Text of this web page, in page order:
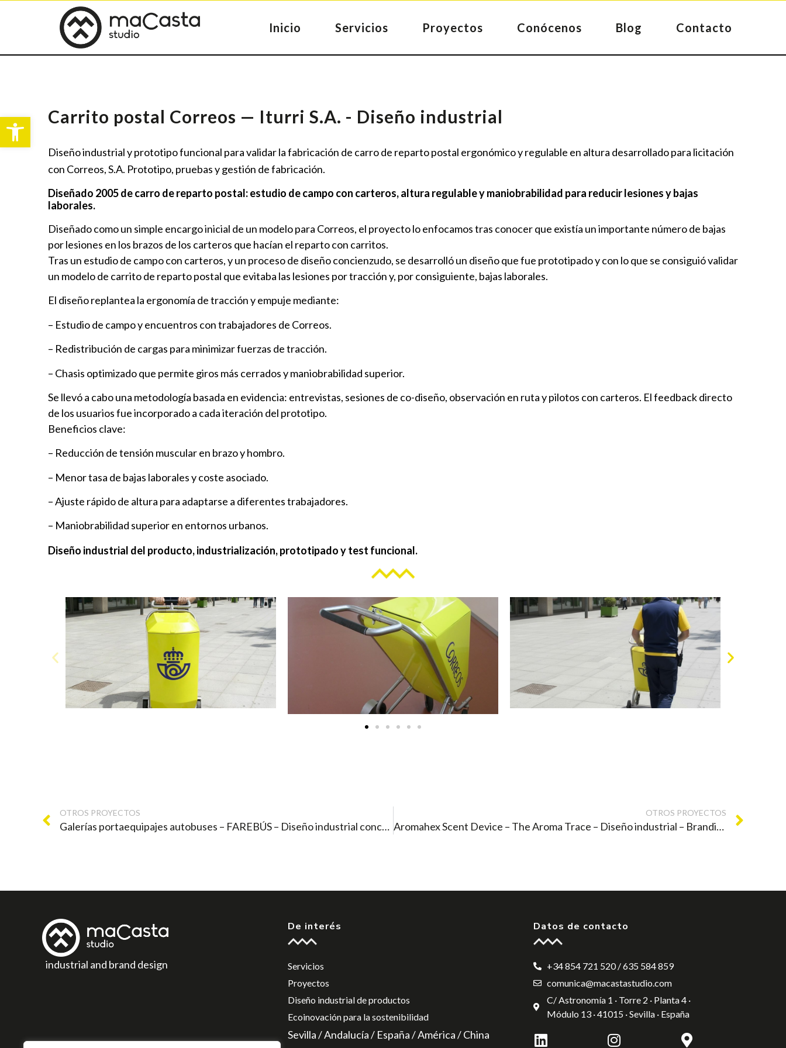
Abrir barra de herramientas
Inicio Servicios Proyectos Conócenos Blog Contacto
Carrito postal Correos — Iturri S.A. - Diseño industrial
Diseño industrial y prototipo funcional para validar la fabricación de carro de reparto postal ergonómico y regulable en altura desarrollado para licitación
con Correos, S.A. Prototipo, pruebas y gestión de fabricación.
Diseñado 2005 de carro de reparto postal: estudio de campo con carteros, altura regulable y maniobrabilidad para reducir lesiones y bajas
laborales.
Diseñado como un simple encargo inicial de un modelo para Correos, el proyecto lo enfocamos tras conocer que existía un importante número de bajas
por lesiones en los brazos de los carteros que hacían el reparto con carritos.
Tras un estudio de campo con carteros, y un proceso de diseño concienzudo, se desarrolló un diseño que fue prototipado y con lo que se consiguió validar
un modelo de carrito de reparto postal que evitaba las lesiones por tracción y, por consiguiente, bajas laborales.
El diseño replantea la ergonomía de tracción y empuje mediante:
– Estudio de campo y encuentros con trabajadores de Correos.
– Redistribución de cargas para minimizar fuerzas de tracción.
– Chasis optimizado que permite giros más cerrados y maniobrabilidad superior.
Se llevó a cabo una metodología basada en evidencia: entrevistas, sesiones de co-diseño, observación en ruta y pilotos con carteros. El feedback directo
de los usuarios fue incorporado a cada iteración del prototipo.
Beneficios clave:
– Reducción de tensión muscular en brazo y hombro.
– Menor tasa de bajas laborales y coste asociado.
– Ajuste rápido de altura para adaptarse a diferentes trabajadores.
– Maniobrabilidad superior en entornos urbanos.
Diseño industrial del producto, industrialización, prototipado y test funcional.
OTROS PROYECTOS
Galerías portaequipajes autobuses – FAREBÚS – Diseño industrial concept
OTROS PROYECTOS
Aromahex Scent Device – The Aroma Trace – Diseño industrial – Branding
industrial and brand design
De interés
Servicios
Proyectos
Diseño industrial de productos
Ecoinovación para la sostenibilidad
Sevilla / Andalucía / España / América / China
Datos de contacto
+34 854 721 520 / 635 584 859
comunica@macastastudio.com
C/ Astronomía 1 · Torre 2 · Planta 4 ·
Módulo 13 · 41015 · Sevilla · España